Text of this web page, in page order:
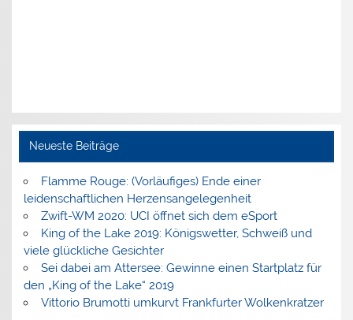
Neueste Beiträge
Flamme Rouge: (Vorläufiges) Ende einer
leidenschaftlichen Herzensangelegenheit
Zwift-WM 2020: UCI öffnet sich dem eSport
King of the Lake 2019: Königswetter, Schweiß und
viele glückliche Gesichter
Sei dabei am Attersee: Gewinne einen Startplatz für
den „King of the Lake“ 2019
Vittorio Brumotti umkurvt Frankfurter Wolkenkratzer